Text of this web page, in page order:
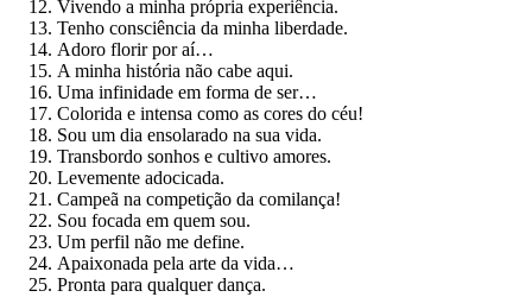
Vivendo a minha própria experiência.
Tenho consciência da minha liberdade.
Adoro florir por aí…
A minha história não cabe aqui. ️
Uma infinidade em forma de ser…
Colorida e intensa como as cores do céu!
Sou um dia ensolarado na sua vida.
Transbordo sonhos e cultivo amores.
Levemente adocicada.
Campeã na competição da comilança!
Sou focada em quem sou.
Um perfil não me define.
Apaixonada pela arte da vida…
Pronta para qualquer dança.